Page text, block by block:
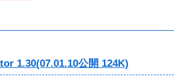
1.30(07.01.10公開 124K)